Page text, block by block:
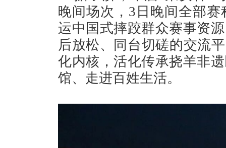
晚间场次，3日晚间全部
运中国式摔跤群众赛事资
后放松、同台切磋的交流
化内核，活化传承挠羊非
馆、走进百姓生活。